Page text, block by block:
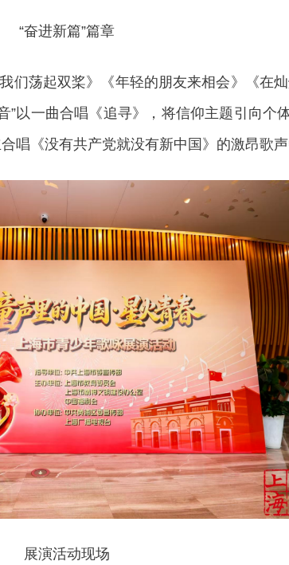
“奋进新篇”篇章
荡起双桨》《年轻的朋友来相会》《在
以一曲合唱《追寻》，将信仰主题引向个
唱《没有共产党就没有新中国》的激昂歌声
展演活动现场